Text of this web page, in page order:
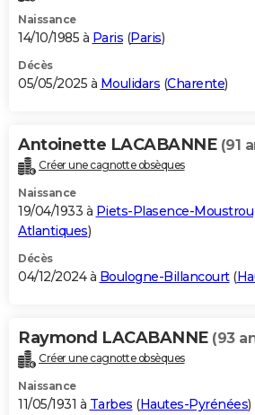
Naissance
14/10/1985 à Paris (Paris)
Décès
05/05/2025 à Moulidars (Charente)
Antoinette LACABANNE (91
Créer une cagnotte obsèques
Naissance
19/04/1933 à Piets-Plasence-Moustrou
Atlantiques)
Décès
04/12/2024 à Boulogne-Billancourt(
Raymond LACABANNE (93
Créer une cagnotte obsèques
Naissance
11/05/1931 à Tarbes (Hautes-Pyrénées)